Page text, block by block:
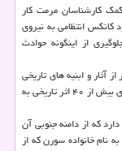
کارشناسان مرمت کار
کانکس انتظامی به نیروی
از اینگونه حوادث
آثار و ابنیه های تاریخی
این شهرستان را خواهان شد و اشاره کرد: شهرستان ری دارای بیش از ۴۰ اثر تاریخی به
که از دامنه جنوبی آن
نام خانواده سورن که از